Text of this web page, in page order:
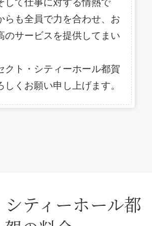
して仕事に対する情熱で
らも全員で力を合わせ、お
のサービスを提供してまい
クト・シティーホール都賀
しくお願い申し上げます。
ティーホール都